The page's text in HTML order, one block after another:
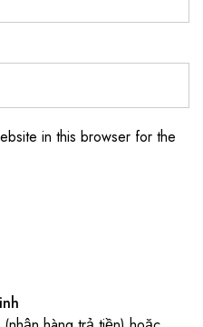
in this browser for the